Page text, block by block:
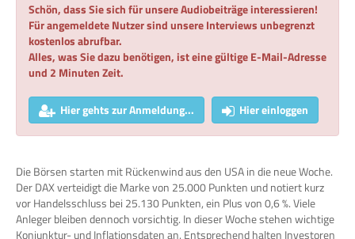
Schön, dass Sie sich für unsere Audiobeiträge interessieren!
Für angemeldete Nutzer sind unsere Interviews unbegrenzt
kostenlos abrufbar.
Alles, was Sie dazu benötigen, ist eine gültige E-Mail-Adresse
und 2 Minuten Zeit.
Hier gehts zur Anmeldung... Hier einloggen
Die Börsen starten mit Rückenwind aus den USA in die neue Woche.
Der DAX verteidigt die Marke von 25.000 Punkten und notiert kurz
vor Handelsschluss bei 25.130 Punkten, ein Plus von 0,6 %. Viele
Anleger bleiben dennoch vorsichtig. In dieser Woche stehen wichtige
Konjunktur- und Inflationsdaten an. Entsprechend halten Investoren